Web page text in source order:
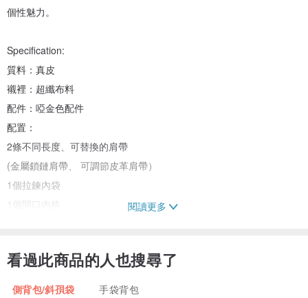
個性魅力。
Specification:
質料：真皮
襯裡：超纖布料
配件：啞金色配件
配置：
2條不同長度、可替換的肩帶
(金屬鎖鏈肩帶、 可調節皮革肩帶）
1個拉鍊內袋
1個開口內格
9.4” x 5.5” x 2.8”
閱讀更多
看過此商品的人也搜尋了
側背包/斜孭袋 手袋背包